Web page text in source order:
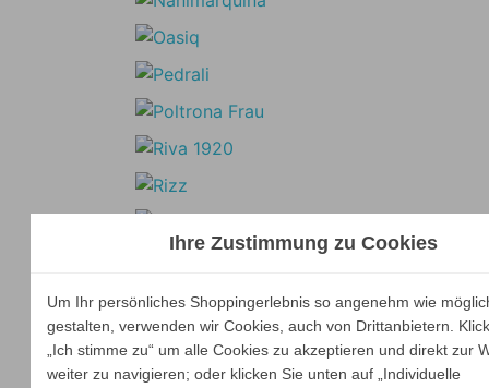
Ihre Zustimmung zu Cookies
Um Ihr persönliches Shoppingerlebnis so angenehm wie
gestalten, verwenden wir Cookies, auch von Drittanbietern.
„Ich stimme zu“ um alle Cookies zu akzeptieren und direkt zur
weiter zu navigieren; oder klicken Sie unten auf „Individuelle